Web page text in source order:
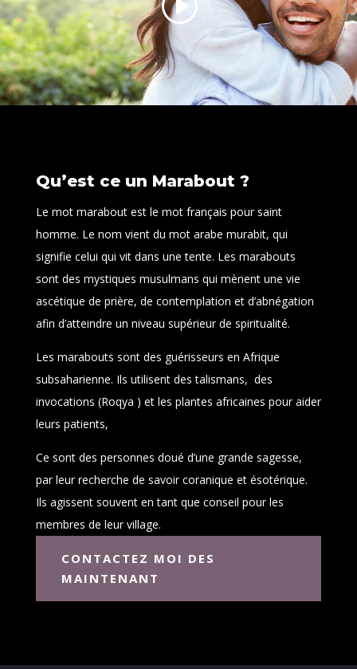
Qu’est ce un Marabout ?
Le mot marabout est le mot français pour saint
homme. Le nom vient du mot arabe murabit, qui
signifie celui qui vit dans une tente. Les marabouts
sont des mystiques musulmans qui mènent une vie
ascétique de prière, de contemplation et d’abnégation
afin d’atteindre un niveau supérieur de spiritualité.
Les marabouts sont des guérisseurs en Afrique
subsaharienne. Ils utilisent des talismans, des
invocations (Roqya ) et les plantes africaines pour aider
leurs patients,
Ce sont des personnes doué d’une grande sagesse,
par leur recherche de savoir coranique et ésotérique.
Ils agissent souvent en tant que conseil pour les
membres de leur village.
CONTACTEZ MOI DES
MAINTENANT